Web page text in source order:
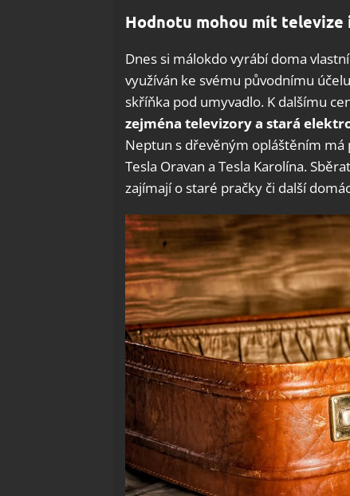
Hodnotu mohou mít televize
Dnes si málokdo vyrábí doma
využíván ke svému původnímu
skříňka pod umyvadlo. K dalšímu
zejména televizory a stará
Neptun s dřevěným opláštěním
Tesla Oravan a Tesla Karolína.
zajímají o staré pračky či další